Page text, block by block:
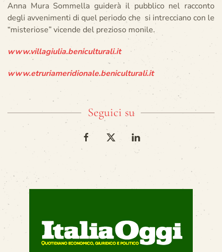
Anna Mura Sommella guiderà il pubblico nel racconto
degli avvenimenti di quel periodo che si intrecciano con le
“misteriose” vicende del prezioso monile.
www.villagiulia.beniculturali.it
www.etruriameridionale.beniculturali.it
Seguici su